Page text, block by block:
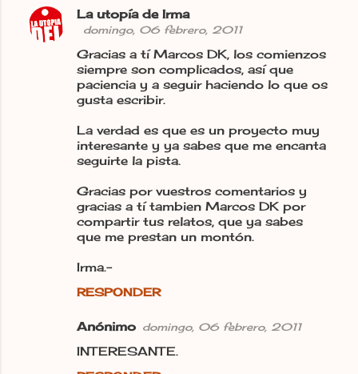
La utopía de Irma
domingo, 06 febrero, 2011
Gracias a tí Marcos DK, los comienzos
siempre son complicados, así que
paciencia y a seguir haciendo lo que os
gusta escribir.
La verdad es que es un proyecto muy
interesante y ya sabes que me encanta
seguirte la pista.
Gracias por vuestros comentarios y
gracias a tí tambien Marcos DK por
compartir tus relatos, que ya sabes
que me prestan un montón.
Irma.-
RESPONDER
Anónimo domingo, 06 febrero, 2011
INTERESANTE.